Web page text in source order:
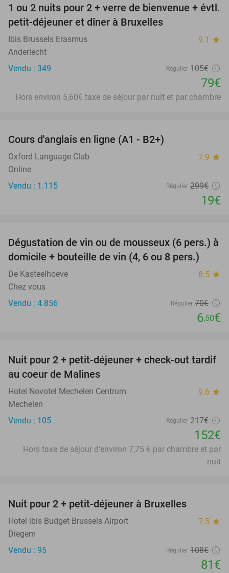
25%
1 ou 2 nuits pour 2 + verre de bienvenue + évtl.
petit-déjeuner et dîner à Bruxelles
Ibis Brussels Erasmus 9.1 star
Anderlecht
Vendu : 349
Régulier 105€
79€
Hors environ 5,60€ taxe de séjour par nuit et par chambre
Cours d'anglais en ligne (A1 - B2+)
Oxford Language Club 7.9 star
Online
Vendu : 1.115
Régulier 299€
19€
91%
Dégustation de vin ou de mousseux (6 pers.) à
domicile + bouteille de vin (4, 6 ou 8 pers.)
De Kasteelhoeve 8.5 star
Chez vous
Vendu : 4.856
Régulier 70€
6,50€
30%
Nuit pour 2 + petit-déjeuner + check-out tardif
au coeur de Malines
Hotel Novotel Mechelen Centrum 9.6 star
Mechelen
Vendu : 105
Régulier 217€
152€
Hors taxe de séjour d'environ 7,75 € par chambre et par
nuit
Nuit pour 2 + petit-déjeuner à Bruxelles
Hotel ibis Budget Brussels Airport 7.5 star
Diegem
Vendu : 95
Régulier 108€
81€